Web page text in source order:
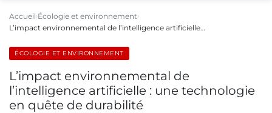
Accueil Écologie et environnement
L’impact environnemental de l’intelligence artificielle…
ÉCOLOGIE ET ENVIRONNEMENT
L’impact environnemental de
l’intelligence artificielle : une technologie
en quête de durabilité